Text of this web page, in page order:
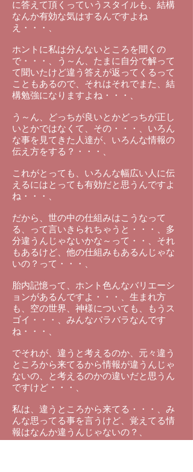
に答えて頂くっていうスタイルも、結構
なんか有効な気はするんですよね
え・・・、
ホントに私は分んないところを聞くの
で・・・、う～ん、たまに自分で解って
て聞いたけど違う答えが返ってくるって
こともあるので、それはそれでまた、結
構勉強になりますよね・・・、
う～ん、どっちが良いとかどっちが正し
いとかではなくて、その・・・、いろん
な事を見てきた人達が、いろんな情報の
伝え方をする？・・・、
これがとっても、いろんな幅広い人に伝
えるにはとっても有効だと思うんですよ
ね・・・、
だから、世の中の仕組みはこうなって
る、って言いきられちゃうと・・・、多
分違うんじゃないかな～って・・、それ
もあるけど、他の仕組みもあるんじゃな
いの？って・・・、
胎内記憶って、ホント色んなバリエーシ
ョンがあるんですよ・・・、生まれ方
も、空の世界、神様についても、もうス
ゴイ・・・、みんなバラバラなんです
ね・・・、
でそれが、違うと考えるのか、元々違う
ところから来てるから情報が違うんじゃ
ないの、と考えるのかの違いだと思うん
ですけど・・・、
私は、違うところから来てる・・・、み
んな思ってる事を言うけど、覚えてる情
報はなんか違うんじゃないの？、